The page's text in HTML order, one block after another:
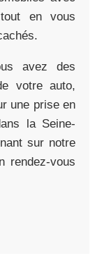
en vous
avez des
votre auto,
une prise en
la Seine-
sur notre
rendez-vous